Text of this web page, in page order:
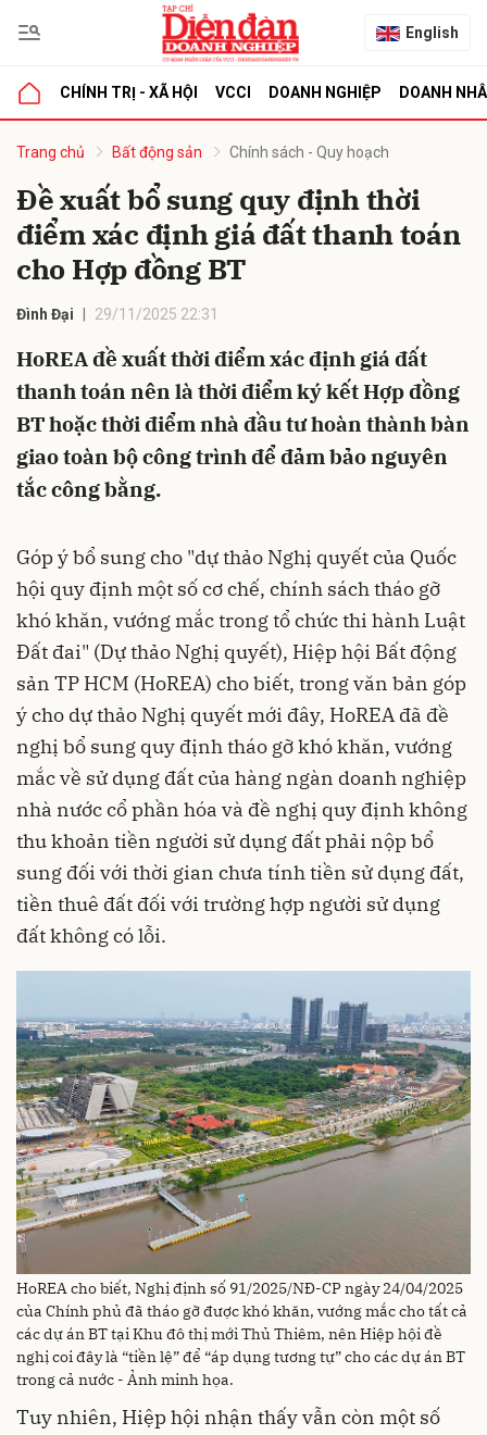
English
CHÍNH TRỊ - XÃ HỘI VCCI DOANH NGHIỆP DOANH
Trang chủ Bất động sản Chính sách - Quy hoạch
Đề xuất bổ sung quy định thời
điểm xác định giá đất thanh toán
cho Hợp đồng BT
Đình Đại 29/11/2025 22:31
HoREA đề xuất thời điểm xác định giá đất
thanh toán nên là thời điểm ký kết Hợp đồng
BT hoặc thời điểm nhà đầu tư hoàn thành bàn
giao toàn bộ công trình để đảm bảo nguyên
tắc công bằng.
Góp ý bổ sung cho "dự thảo Nghị quyết của Quốc
hội quy định một số cơ chế, chính sách tháo gỡ
khó khăn, vướng mắc trong tổ chức thi hành Luật
Đất đai" (Dự thảo Nghị quyết), Hiệp hội Bất động
sản TP HCM (HoREA) cho biết, trong văn bản góp
ý cho dự thảo Nghị quyết mới đây, HoREA đã đề
nghị bổ sung quy định tháo gỡ khó khăn, vướng
mắc về sử dụng đất của hàng ngàn doanh nghiệp
nhà nước cổ phần hóa và đề nghị quy định không
thu khoản tiền người sử dụng đất phải nộp bổ
sung đối với thời gian chưa tính tiền sử dụng đất,
tiền thuê đất đối với trường hợp người sử dụng
đất không có lỗi.
HoREA cho biết, Nghị định số 91/2025/NĐ-CP ngày 24/04/2025
của Chính phủ đã tháo gỡ được khó khăn, vướng mắc cho tất cả
các dự án BT tại Khu đô thị mới Thủ Thiêm, nên Hiệp hội đề
nghị coi đây là “tiền lệ” để “áp dụng tương tự” cho các dự án BT
trong cả nước - Ảnh minh họa.
Tuy nhiên, Hiệp hội nhận thấy vẫn còn một số
luận
Hủy